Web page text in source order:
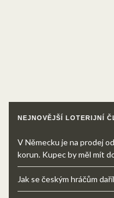
NEJNOVĚJŠÍ LOTERIJNÍ
V Německu je na prodej
korun. Kupec by měl mít
Jak se českým hráčům